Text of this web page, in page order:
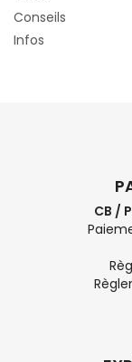
Conseils
Infos
CB /